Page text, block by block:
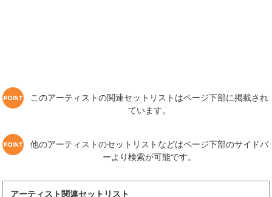
このアーティストの関連セットリストはページ下部に掲載され
ています。
他のアーティストのセットリストなどはページ下部のサイドバ
ーより検索が可能です。
アーティスト関連セットリスト